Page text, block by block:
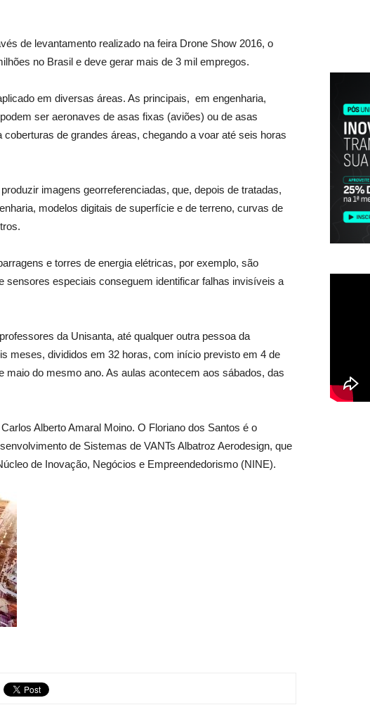
de levantamento realizado na feira Drone Show 2016, o
no Brasil e deve gerar mais de 3 mil empregos.
em diversas áreas. As principais, em engenharia,
ser aeronaves de asas fixas (aviões) ou de asas
de grandes áreas, chegando a voar até seis horas
imagens georreferenciadas, que, depois de tratadas,
modelos digitais de superfície e de terreno, curvas de
e torres de energia elétricas, por exemplo, são
sensores especiais conseguem identificar falhas invisíveis a
da Unisanta, até qualquer outra pessoa da
meses, divididos em 32 horas, com início previsto em 4 de
maio do mesmo ano. As aulas acontecem aos sábados, das
Alberto Amaral Moino. O Floriano dos Santos é o
de Sistemas de VANTs Albatroz Aerodesign, que
de Inovação, Negócios e Empreendedorismo (NINE).